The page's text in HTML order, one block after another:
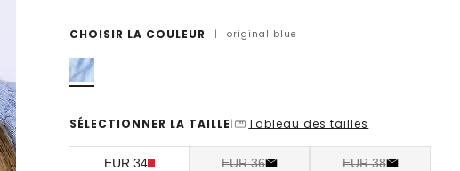
CHOISIR LA COULEUR | original blue
SÉLECTIONNER LA TAILLE | Tableau des tailles
EUR 34 EUR 36 EUR 38